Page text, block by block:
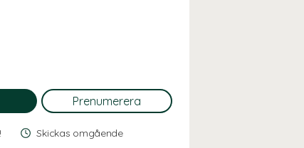
Skickas omgående